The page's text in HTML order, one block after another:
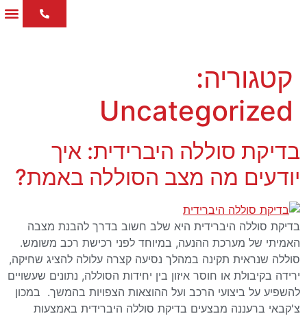
קטגוריה:
Uncategorized
בדיקת סוללה היברידית: איך
יודעים מה מצב הסוללה באמת?
בדיקת סוללה היברידית היא שלב חשוב בדרך להבנת מצבה
האמיתי של מערכת ההנעה, במיוחד לפני רכישת רכב משומש.
סוללה שנראית תקינה במהלך נסיעה קצרה עלולה להציג שחיקה,
ירידה בקיבולת או חוסר איזון בין יחידות הסוללה, נתונים שעשויים
להשפיע על ביצועי הרכב ועל ההוצאות הצפויות בהמשך. במכון
צ'קבאי ברעננה מבצעים בדיקת סוללה היברידית באמצעות